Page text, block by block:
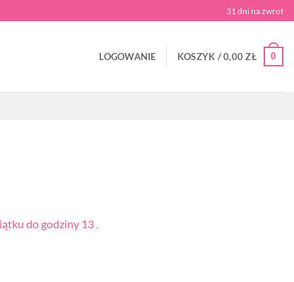
31 dni na zwrot
LOGOWANIE KOSZYK /0,00ZŁ 0
do godziny 13 .